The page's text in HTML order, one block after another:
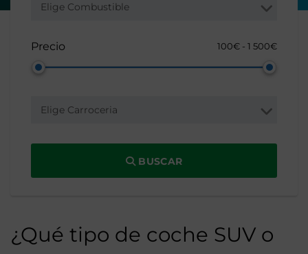
BUSCAR
Elige Combustible
Precio 100€ - 1 500€
Elige Carroceria
¿Qué tipo de coche SUV o